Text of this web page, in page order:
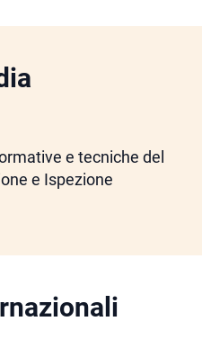
e tecniche del
e Ispezione